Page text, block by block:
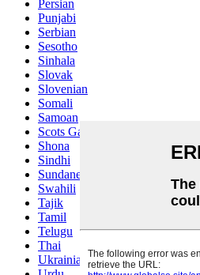
Persian
Punjabi
Serbian
Sesotho
Sinhala
Slovak
Slovenian
Somali
Samoan
Scots Gaelic
Shona
Sindhi
Sundanese
Swahili
Tajik
Tamil
Telugu
Thai
Ukrainian